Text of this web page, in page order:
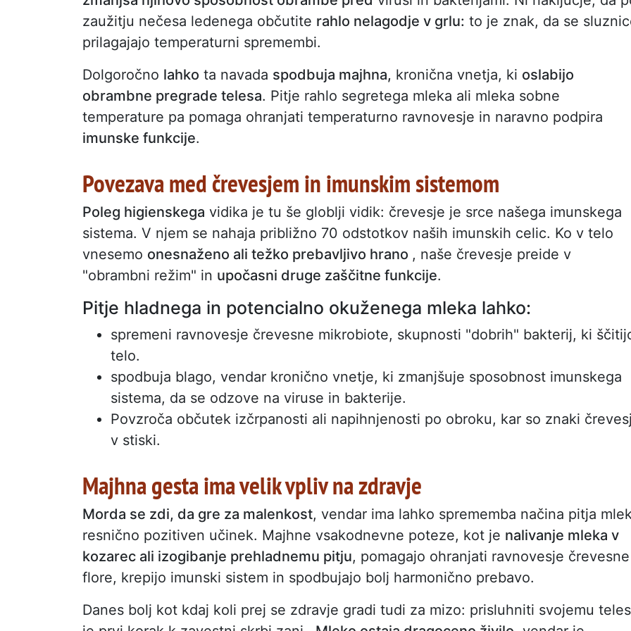
zaužitju nečesa ledenega občutite rahlo nelagodje v grlu: to je znak, da se
prilagajajo temperaturni spremembi.
Dolgoročno lahko ta navada spodbuja majhna, kronična vnetja, ki oslabijo
obrambne pregrade telesa. Pitje rahlo segretega mleka ali mleka sobne
temperature pa pomaga ohranjati temperaturno ravnovesje in naravno podpira
imunske funkcije.
Povezava med črevesjem in imunskim sistemom
Poleg higienskega vidika je tu še globlji vidik: črevesje je srce našega imunskega
sistema. V njem se nahaja približno 70 odstotkov naših imunskih celic. Ko v telo
vnesemo onesnaženo ali težko prebavljivo hrano , naše črevesje preide v
"obrambni režim" in upočasni druge zaščitne funkcije.
Pitje hladnega in potencialno okuženega mleka lahko:
spremeni ravnovesje črevesne mikrobiote, skupnosti "dobrih" bakterij, ki
telo.
spodbuja blago, vendar kronično vnetje, ki zmanjšuje sposobnost imunskega
sistema, da se odzove na viruse in bakterije.
Povzroča občutek izčrpanosti ali napihnjenosti po obroku, kar so znaki
v stiski.
Majhna gesta ima velik vpliv na zdravje
Morda se zdi, da gre za malenkost, vendar ima lahko sprememba načina pitja
resnično pozitiven učinek. Majhne vsakodnevne poteze, kot je nalivanje mleka v
kozarec ali izogibanje prehladnemu pitju, pomagajo ohranjati ravnovesje črevesne
flore, krepijo imunski sistem in spodbujajo bolj harmonično prebavo.
Danes bolj kot kdaj koli prej se zdravje gradi tudi za mizo: prisluhniti svojemu